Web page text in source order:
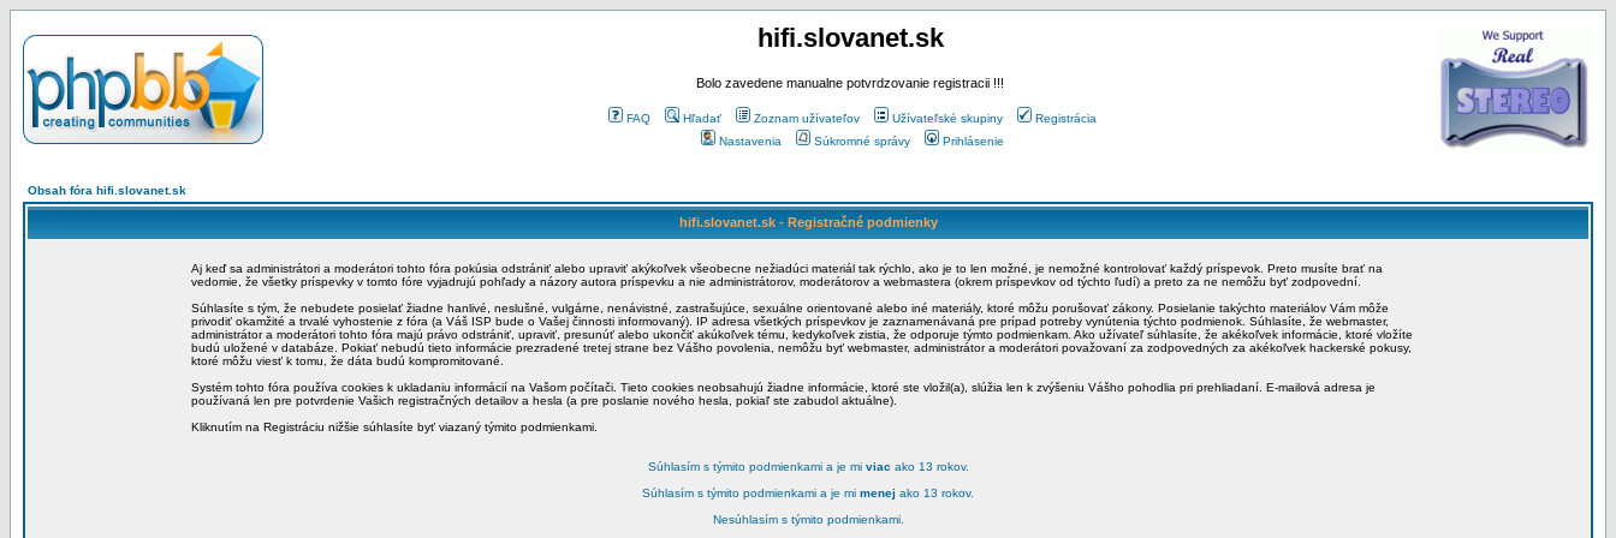
hifi.slovanet.sk
Bolo zavedene manualne potvrdzovanie registracii !!!
FAQ Hľadať Zoznam užívateľov Užívateľské skupiny
Registrácia
Nastavenia
Súkromné správy Prihlásenie
Obsah fóra hifi.slovanet.sk
hifi.slovanet.sk - Registračné podmienky
Aj keď sa administrátori a moderátori tohto fóra pokúsia odstrániť alebo upraviť akýkoľvek všeobecne nežiadúci materiál tak rýchlo, ako je to len možné, je nemožné kontrolovať každý príspevok. Preto musíte brať na
vedomie, že všetky príspevky v tomto fóre vyjadrujú pohľady a názory autora príspevku a nie administrátorov, moderátorov a webmastera (okrem príspevkov od týchto ľudí) a preto za ne nemôžu byť zodpovední.
Súhlasíte s tým, že nebudete posielať žiadne hanlivé, neslušné, vulgárne, nenávistné, zastrašujúce, sexuálne orientované alebo iné materiály, ktoré môžu porušovať zákony. Posielanie takýchto materiálov Vám môže
privodiť okamžité a trvalé vyhostenie z fóra (a Váš ISP bude o Vašej činnosti informovaný). IP adresa všetkých príspevkov je zaznamenávaná pre prípad potreby vynútenia týchto podmienok. Súhlasíte, že webmaster,
administrátor a moderátori tohto fóra majú právo odstrániť, upraviť, presunúť alebo ukončiť akúkoľvek tému, kedykoľvek zistia, že odporuje týmto podmienkam. Ako užívateľ súhlasíte, že akékoľvek informácie, ktoré vložíte
budú uložené v databáze. Pokiať nebudú tieto informácie prezradené tretej strane bez Vášho povolenia, nemôžu byť webmaster, administrátor a moderátori považovaní za zodpovedných za akékoľvek hackerské pokusy,
ktoré môžu viesť k tomu, že dáta budú kompromitované.
Systém tohto fóra používa cookies k ukladaniu informácií na Vašom počítači. Tieto cookies neobsahujú žiadne informácie, ktoré ste vložil(a), slúžia len k zvýšeniu Vášho pohodlia pri prehliadaní. E-mailová adresa je
používaná len pre potvrdenie Vašich registračných detailov a hesla (a pre poslanie nového hesla, pokiaľ ste zabudol aktuálne).
Kliknutím na Registráciu nižšie súhlasíte byť viazaný týmito podmienkami.
Súhlasím s týmito podmienkami a je mi viac ako 13 rokov.
Súhlasím s týmito podmienkami a je mi menej ako 13 rokov.
Nesúhlasím s týmito podmienkami.